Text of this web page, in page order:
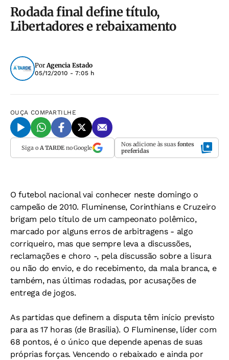
Rodada final define título,
Libertadores e rebaixamento
PorAgencia Estado
05/12/2010 - 7:05 h
OUÇA COMPARTILHE
Siga o A TARDEno Google Nos adicione às suas fontes
preferidas
O futebol nacional vai conhecer neste domingo o
campeão de 2010. Fluminense, Corinthians e Cruzeiro
brigam pelo título de um campeonato polêmico,
marcado por alguns erros de arbitragens - algo
corriqueiro, mas que sempre leva a discussões,
reclamações e choro -, pela discussão sobre a lisura
ou não do envio, e do recebimento, da mala branca, e
também, nas últimas rodadas, por acusações de
entrega de jogos.
As partidas que definem a disputa têm início previsto
para as 17 horas (de Brasília). O Fluminense, líder com
68 pontos, é o único que depende apenas de suas
próprias forças. Vencendo o rebaixado e ainda por